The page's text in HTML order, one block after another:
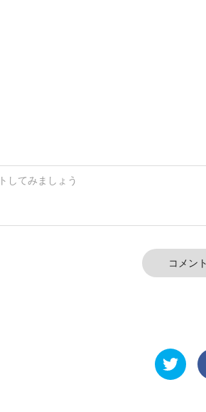
コメン